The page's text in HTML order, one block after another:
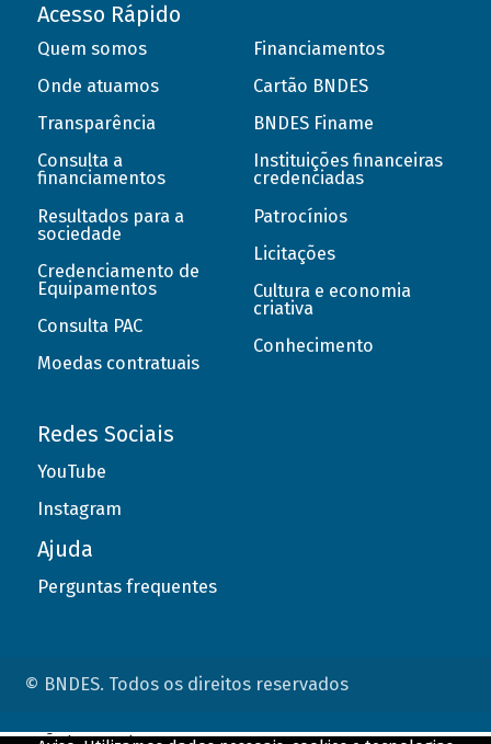
Acesso Rápido
Quem somos
Onde atuamos
Transparência
Consulta a
financiamentos
Resultados para a
sociedade
Credenciamento de
Equipamentos
Consulta PAC
Moedas contratuais
Financiamentos
Cartão BNDES
BNDES Finame
Instituições financeiras
credenciadas
Patrocínios
Licitações
Cultura e economia
criativa
Conhecimento
Redes Sociais
YouTube
Instagram
Ajuda
Perguntas frequentes
© BNDES. Todos os direitos reservados